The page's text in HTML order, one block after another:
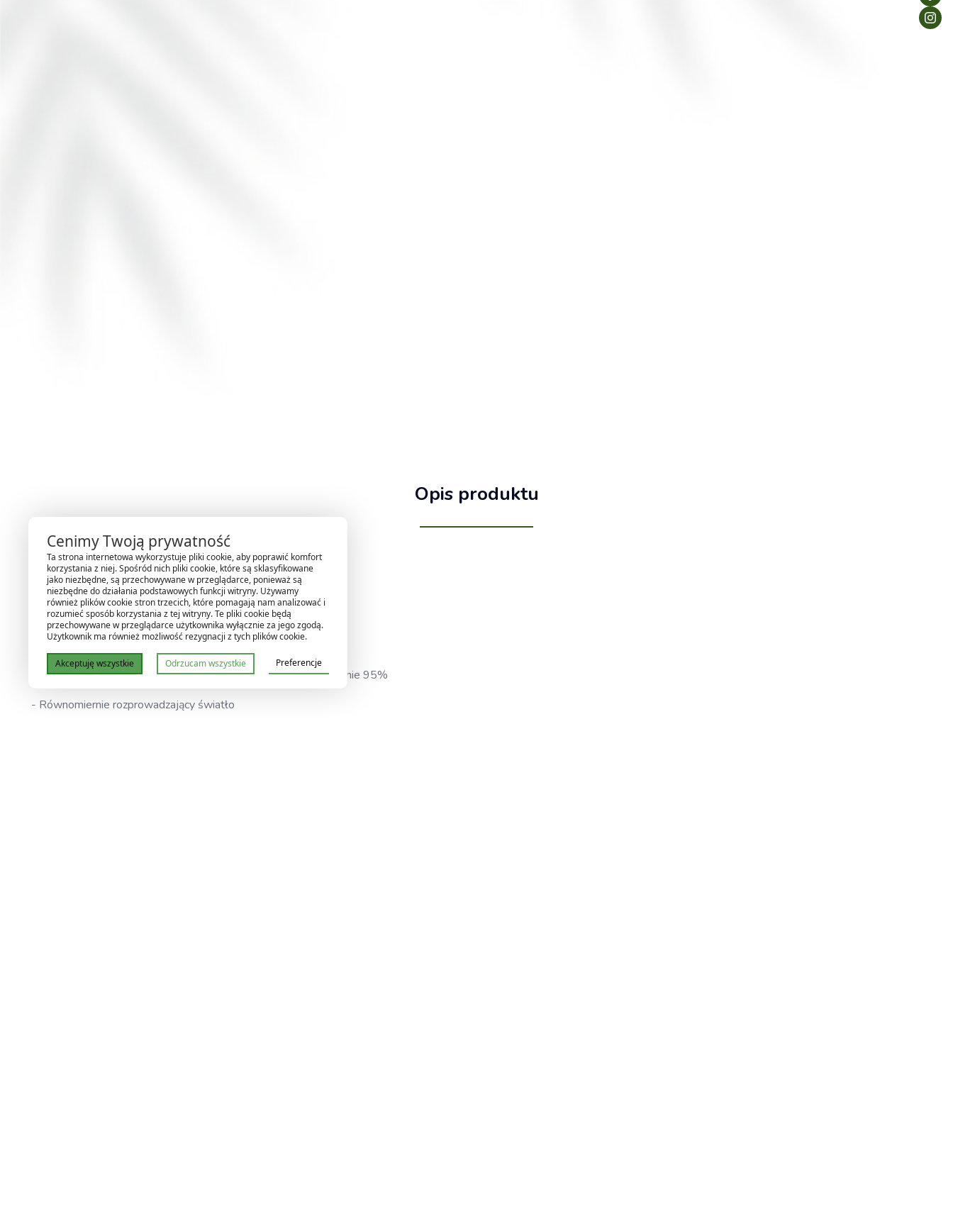
Opis produktu
- Wykonany z lustrzanego aluminium
- Wysokiej jakości aluminium zapewnia odbicie światła na poziomie 95%
- Równomiernie rozprowadzający światło
Cenimy Twoją prywatność
Ta strona internetowa wykorzystuje pliki cookie, aby poprawić komfort
korzystania z niej. Spośród nich pliki cookie, które są sklasyfikowane
jako niezbędne, są przechowywane w przeglądarce, ponieważ są
niezbędne do działania podstawowych funkcji witryny. Używamy
również plików cookie stron trzecich, które pomagają nam analizować i
rozumieć sposób korzystania z tej witryny. Te pliki cookie będą
przechowywane w przeglądarce użytkownika wyłącznie za jego zgodą.
Użytkownik ma również możliwość rezygnacji z tych plików cookie.
Akceptuję wszystkie Odrzucam wszystkie Preferencje